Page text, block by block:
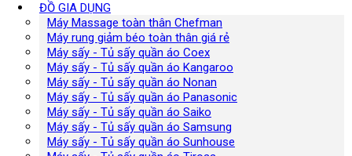
ĐỒ GIA DỤNG
Máy Massage toàn thân Chefman
Máy rung giảm béo toàn thân giá rẻ
Máy sấy - Tủ sấy quần áo Coex
Máy sấy - Tủ sấy quần áo Kangaroo
Máy sấy - Tủ sấy quần áo Nonan
Máy sấy - Tủ sấy quần áo Panasonic
Máy sấy - Tủ sấy quần áo Saiko
Máy sấy - Tủ sấy quần áo Samsung
Máy sấy - Tủ sấy quần áo Sunhouse